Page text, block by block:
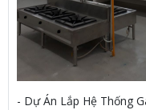
- Dự Án Lắp Hệ Thống